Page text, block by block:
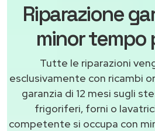
Riparazione
minor tempo
Tutte le riparazioni
esclusivamente con ricambi
garanzia di 12 mesi sugli
frigoriferi, forni o
competente si occupa con